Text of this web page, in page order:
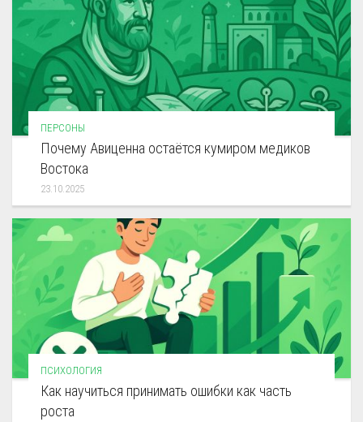
ПЕРСОНЫ
Почему Авиценна остаётся кумиром медиков
Востока
23.10.2025
ПСИХОЛОГИЯ
Как научиться принимать ошибки как часть
роста